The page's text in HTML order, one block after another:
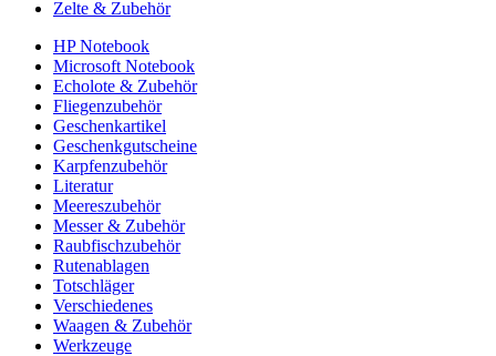
Zelte & Zubehör
HP Notebook
Microsoft Notebook
Echolote & Zubehör
Fliegenzubehör
Geschenkartikel
Geschenkgutscheine
Karpfenzubehör
Literatur
Meereszubehör
Messer & Zubehör
Raubfischzubehör
Rutenablagen
Totschläger
Verschiedenes
Waagen & Zubehör
Werkzeuge